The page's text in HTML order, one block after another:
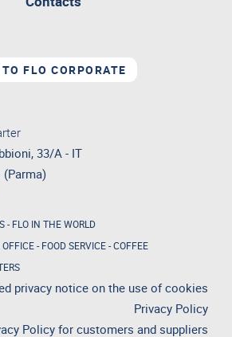
FLO CORPORATE
33/A - IT
(Parma)
- FLO IN THE WORLD
- FOOD SERVICE-COFFEE
privacy notice on the use of cookies
Privacy Policy
Policy for customers and suppliers